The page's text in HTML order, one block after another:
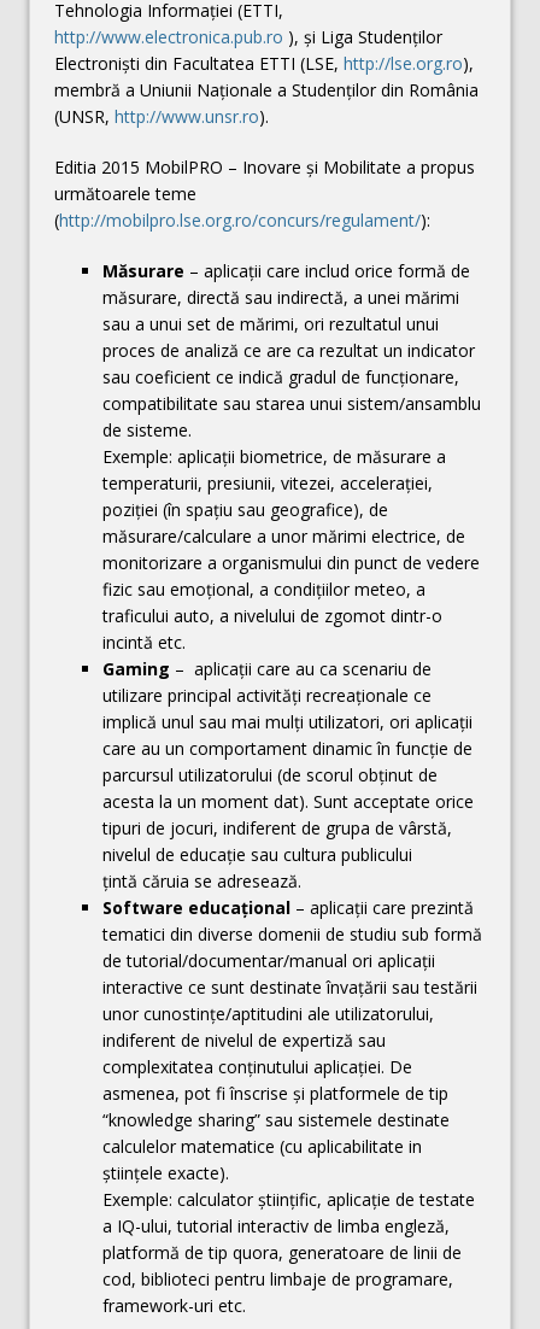
Tehnologia Informației (ETTI,
http://www.electronica.pub.ro ), și Liga Studenților
Electroniști din Facultatea ETTI (LSE, http://lse.org.ro),
membră a Uniunii Naționale a Studenților din România
(UNSR, http://www.unsr.ro).
Editia 2015 MobilPRO – Inovare și Mobilitate a propus
următoarele teme
(http://mobilpro.lse.org.ro/concurs/regulament/):
Măsurare – aplicații care includ orice formă de
măsurare, directă sau indirectă, a unei mărimi
sau a unui set de mărimi, ori rezultatul unui
proces de analiză ce are ca rezultat un indicator
sau coeficient ce indică gradul de funcționare,
compatibilitate sau starea unui sistem/ansamblu
de sisteme.
Exemple: aplicații biometrice, de măsurare a
temperaturii, presiunii, vitezei, accelerației,
poziției (în spațiu sau geografice), de
măsurare/calculare a unor mărimi electrice, de
monitorizare a organismului din punct de vedere
fizic sau emoțional, a condițiilor meteo, a
traficului auto, a nivelului de zgomot dintr-o
incintă etc.
Gaming – aplicații care au ca scenariu de
utilizare principal activități recreaționale ce
implică unul sau mai mulți utilizatori, ori aplicații
care au un comportament dinamic în funcție de
parcursul utilizatorului (de scorul obținut de
acesta la un moment dat). Sunt acceptate orice
tipuri de jocuri, indiferent de grupa de vârstă,
nivelul de educație sau cultura publicului
țintă căruia se adresează.
Software educațional – aplicații care prezintă
tematici din diverse domenii de studiu sub formă
de tutorial/documentar/manual ori aplicații
interactive ce sunt destinate învațării sau testării
unor cunostințe/aptitudini ale utilizatorului,
indiferent de nivelul de expertiză sau
complexitatea conținutului aplicației. De
asmenea, pot fi înscrise și platformele de tip
“knowledge sharing” sau sistemele destinate
calculelor matematice (cu aplicabilitate in
științele exacte).
Exemple: calculator științific, aplicație de testate
a IQ-ului, tutorial interactiv de limba engleză,
platformă de tip quora, generatoare de linii de
cod, biblioteci pentru limbaje de programare,
framework-uri etc.